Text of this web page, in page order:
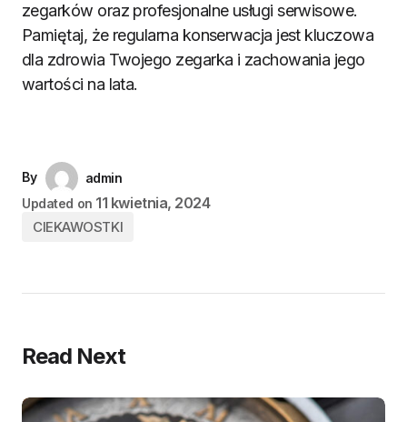
zegarków oraz profesjonalne usługi serwisowe.
Pamiętaj, że regularna konserwacja jest kluczowa
dla zdrowia Twojego zegarka i zachowania jego
wartości na lata.
By
admin
Updated on 11 kwietnia, 2024
CIEKAWOSTKI
Read Next